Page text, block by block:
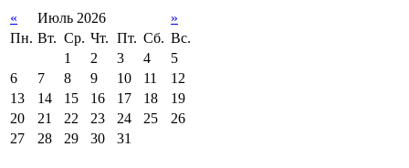
« Июль 2026
»
Пн. Вт. Ср. Чт. Пт. Сб. Вс.
1
2 3 4
5
6
7 8 9 10 11
12
13
14 15 16 17 18
19
20
21 22 23 24 25
26
27
28 29 30 31